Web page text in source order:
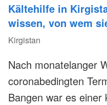
Kältehilfe in
wissen, von wem
Kirgistan
Nach monatelanger
coronabedingten
Bangen war es einer